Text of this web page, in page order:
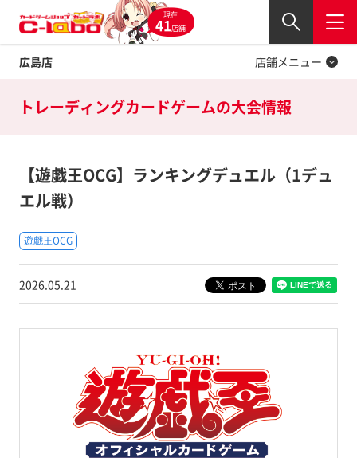
現在
41店舗
広島店
閉じる
店舗メニュー
Twitter
トレーディングカードゲームの大会情報
【遊戯王OCG】ランキングデュエル（1デュ
エル戦）
遊戯王OCG
2026.05.21